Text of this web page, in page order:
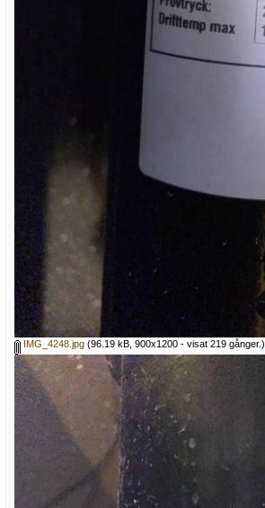
IMG_4248.jpg (96.19 kB, 900x1200 - visat 219 gånger.)